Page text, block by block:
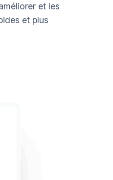
et les
et plus